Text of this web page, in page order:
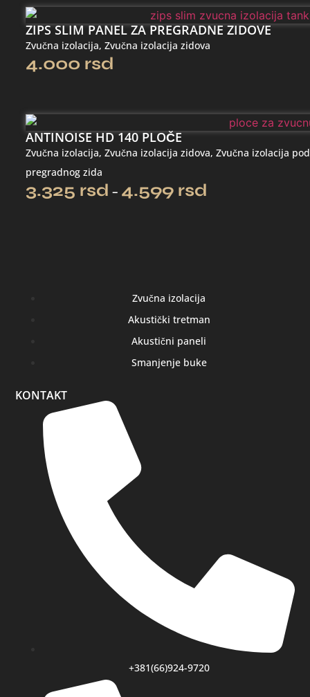
ZIPS SLIM PANEL ZA PREGRADNE ZIDOVE
Zvučna izolacija,Zvučna izolacija zidova
4.000 rsd
ANTINOISE HD 140 PLOČE
Zvučna izolacija,Zvučna izolacija zidova,Zvučna izolacija
pregradnog zida
3.325 rsd – 4.599 rsd
Zvučna izolacija
Akustički tretman
Akustični paneli
Smanjenje buke
KONTAKT
+381(66)924-9720